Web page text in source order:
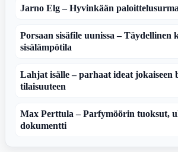
Jarno Elg – Hyvinkään
Porsaan sisäfile uunissa – Täydellinen
sisälämpötila
Lahjat isälle – parhaat ideat jokaiseen
tilaisuuteen
Max Perttula – Parfymöörin tuoksut,
dokumentti